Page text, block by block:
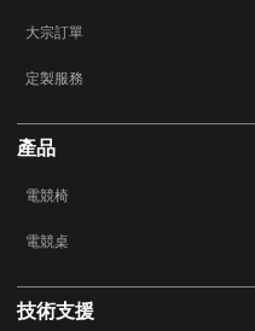
大宗訂單
定製服務
產品
電競椅
電競桌
技術支援